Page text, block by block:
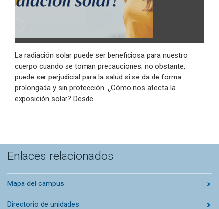
La radiación solar puede ser beneficiosa para nuestro
cuerpo cuando se toman precauciones; no obstante,
puede ser perjudicial para la salud si se da de forma
prolongada y sin protección. ¿Cómo nos afecta la
exposición solar? Desde…
Enlaces relacionados
Mapa del campus
Directorio de unidades